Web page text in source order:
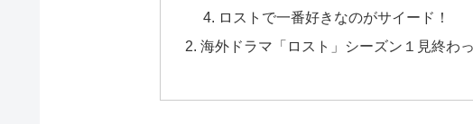
ロストで一番好きなのがサイード！
海外ドラマ「ロスト」シーズン１見終わ